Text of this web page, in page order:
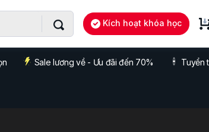
Kích hoạt khóa học
Sale lương về - Ưu đãi đến 70% Tuyển